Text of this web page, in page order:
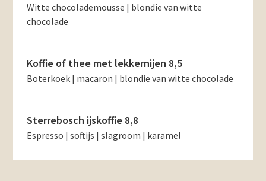
Witte chocolademousse | blondie van witte
chocolade
Koffie of thee met lekkernijen 8,5
Boterkoek | macaron | blondie van witte chocolade
Sterrebosch ijskoffie 8,8
Espresso | softijs | slagroom | karamel